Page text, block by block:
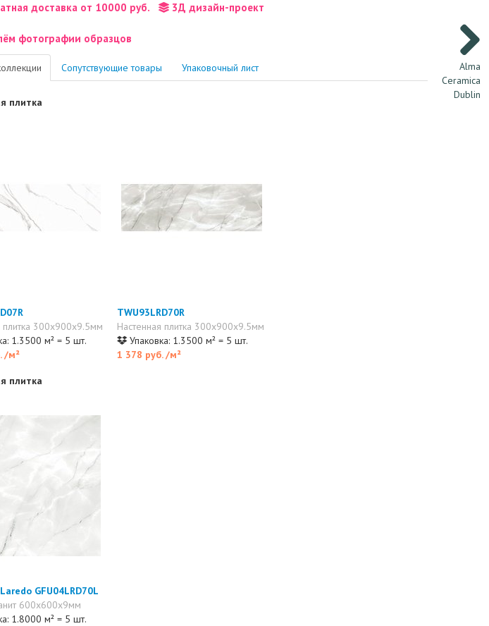
Alma
Ceramica
Dublin
доставка от 10000 руб. 3Д дизайн-проект
фотографии образцов
Сопутствующие товары Упаковочный лист
плитка
плитка 300x900x9.5мм
1.3500 м² = 5 шт.
/м²
TWU93LRD70R
Настенная плитка 300x900x9.5мм
Упаковка: 1.3500 м² = 5 шт.
1 378 руб./м²
плитка
GFU04LRD70L
600x600x9мм
1.8000 м² = 5 шт.